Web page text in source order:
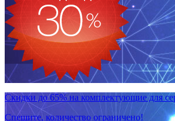
Скидки до 65% на комплектующие для
Спешите, количество ограничено!